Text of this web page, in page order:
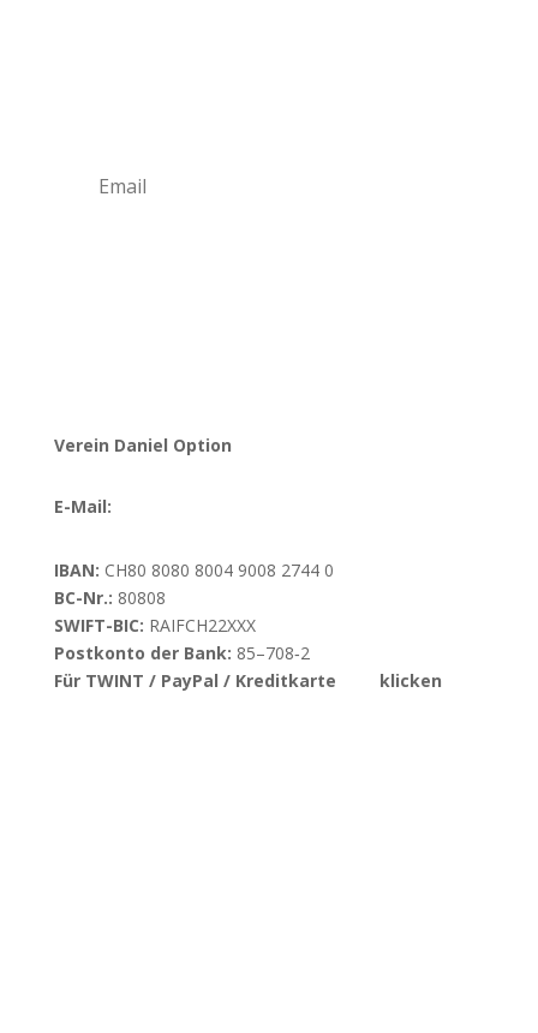
Verein Daniel Option
E-Mail:
IBAN: CH80 8080 8004 9008 2744 0
BC-Nr.: 80808
SWIFT-BIC: RAIFCH22XXX
Postkonto der Bank: 85–708‑2
Für TWINT / PayPal / Kreditkarte
klicken